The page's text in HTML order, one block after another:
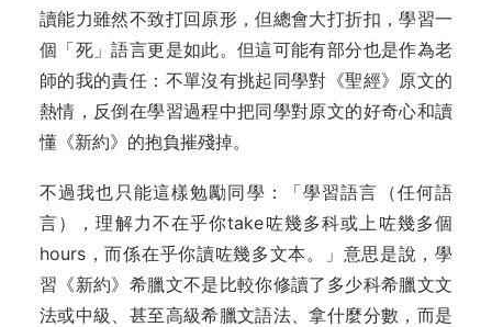
讀能力雖然不致打回原形，但總會大打折扣，學習一
個「死」語言更是如此。但這可能有部分也是作為老
師的我的責任：不單沒有挑起同學對《聖經》原文的
熱情，反倒在學習過程中把同學對原文的好奇心和讀
懂《新約》的抱負摧殘掉。
不過我也只能這樣勉勵同學：「學習語言（任何語
言），理解力不在乎你take咗幾多科或上咗幾多個
hours，而係在乎你讀咗幾多文本。」意思是說，學
習《新約》希臘文不是比較你修讀了多少科希臘文文
法或中級、甚至高級希臘文語法、拿什麼分數，而是